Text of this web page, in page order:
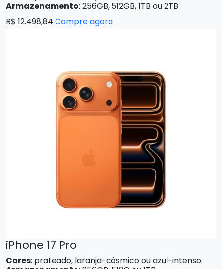
Armazenamento: 256GB, 512GB, 1TB ou 2TB
R$ 12.498,84 Compre agora
iPhone 17 Pro
Cores: prateado, laranja-cósmico ou azul-intenso